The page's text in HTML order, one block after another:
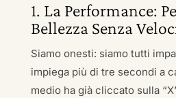
1. La Performance:
Bellezza Senza
Siamo onesti: siamo tutti
impiega più di tre secondi a
medio ha già cliccato sulla